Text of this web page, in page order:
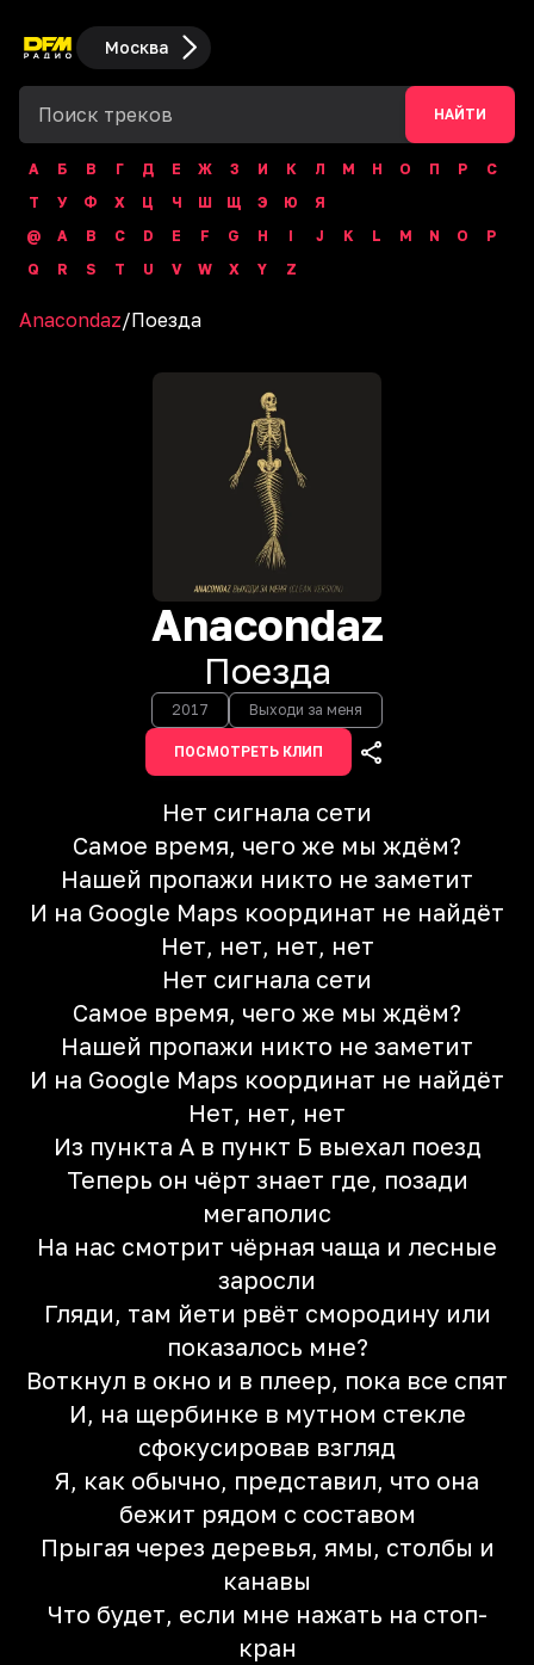
Москва
НАЙТИ
А Б В Г Д Е Ж З И К Л М Н О П Р
С
Т
У Ф Х Ц Ч Ш Щ Э Ю
Я
@
A B C D E F G H I J K L M N O
P
Q
R S T U V W X Y Z
Anacondaz/Поезда
Anacondaz
Поезда
2017 Выходи за меня
ПОСМОТРЕТЬ КЛИП
Нет сигнала сети
Самое время, чего же мы ждём?
Нашей пропажи никто не заметит
И на Google Maps координат не найдёт
Нет, нет, нет, нет
Нет сигнала сети
Самое время, чего же мы ждём?
Нашей пропажи никто не заметит
И на Google Maps координат не найдёт
Нет, нет, нет
Из пункта А в пункт Б выехал поезд
Теперь он чёрт знает где, позади
мегаполис
На нас смотрит чёрная чаща и лесные
заросли
Гляди, там йети рвёт смородину или
показалось мне?
Воткнул в окно и в плеер, пока все спят
И, на щербинке в мутном стекле
сфокусировав взгляд
Я, как обычно, представил, что она
бежит рядом с составом
Прыгая через деревья, ямы, столбы и
канавы
Что будет, если мне нажать на стоп-
кран